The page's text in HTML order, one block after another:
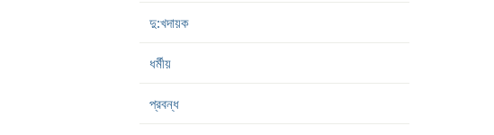
দু:খদায়ক
ধর্মীয়
প্রবন্ধ